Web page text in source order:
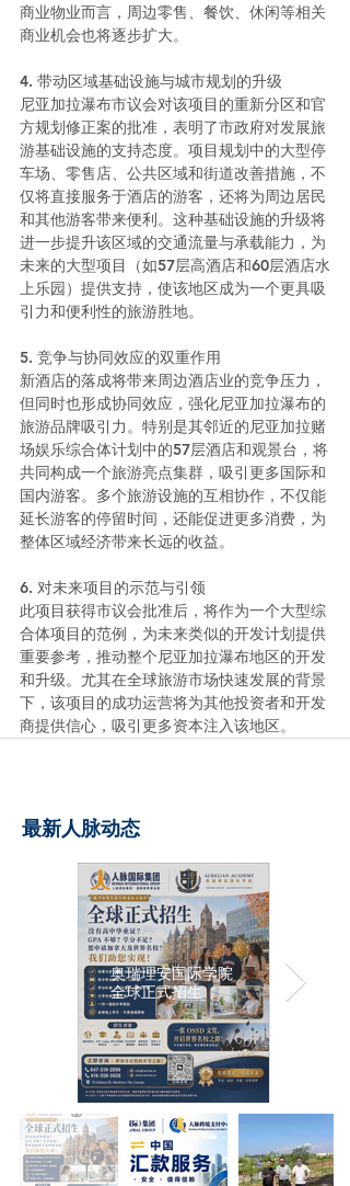
商业物业而言，周边零售、餐饮、休闲等相关
商业机会也将逐步扩大。
4. 带动区域基础设施与城市规划的升级
尼亚加拉瀑布市议会对该项目的重新分区和官
方规划修正案的批准，表明了市政府对发展旅
游基础设施的支持态度。项目规划中的大型停
车场、零售店、公共区域和街道改善措施，不
仅将直接服务于酒店的游客，还将为周边居民
和其他游客带来便利。这种基础设施的升级将
进一步提升该区域的交通流量与承载能力，为
未来的大型项目（如57层高酒店和60层酒店水
上乐园）提供支持，使该地区成为一个更具吸
引力和便利性的旅游胜地。
5. 竞争与协同效应的双重作用
新酒店的落成将带来周边酒店业的竞争压力，
但同时也形成协同效应，强化尼亚加拉瀑布的
旅游品牌吸引力。特别是其邻近的尼亚加拉赌
场娱乐综合体计划中的57层酒店和观景台，将
共同构成一个旅游亮点集群，吸引更多国际和
国内游客。多个旅游设施的互相协作，不仅能
延长游客的停留时间，还能促进更多消费，为
整体区域经济带来长远的收益。
6. 对未来项目的示范与引领
此项目获得市议会批准后，将作为一个大型综
合体项目的范例，为未来类似的开发计划提供
重要参考，推动整个尼亚加拉瀑布地区的开发
和升级。尤其在全球旅游市场快速发展的背景
下，该项目的成功运营将为其他投资者和开发
商提供信心，吸引更多资本注入该地区。
最新人脉动态
奥瑞理安国际学院
全球正式招生